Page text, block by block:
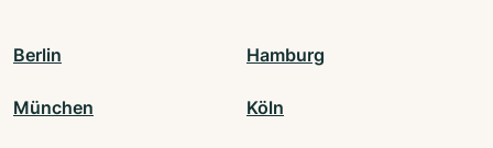
Berlin Hamburg
München Köln